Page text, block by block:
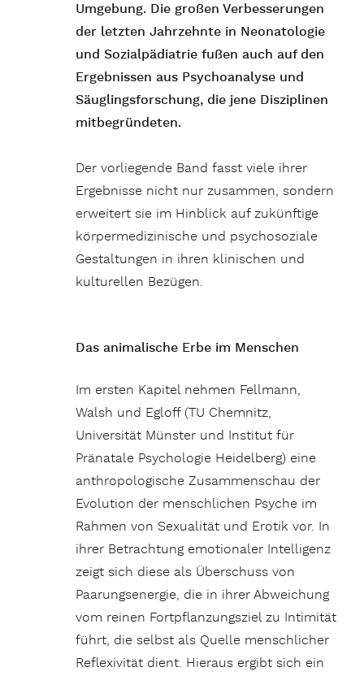
Umgebung. Die großen Verbesserungen
der letzten Jahrzehnte in Neonatologie
und Sozialpädiatrie fußen auch auf den
Ergebnissen aus Psychoanalyse und
Säuglingsforschung, die jene Disziplinen
mitbegründeten.
Der vorliegende Band fasst viele ihrer
Ergebnisse nicht nur zusammen, sondern
erweitert sie im Hinblick auf zukünftige
körpermedizinische und psychosoziale
Gestaltungen in ihren klinischen und
kulturellen Bezügen.
Das animalische Erbe im Menschen
Im ersten Kapitel nehmen Fellmann,
Walsh und Egloff (TU Chemnitz,
Universität Münster und Institut für
Pränatale Psychologie Heidelberg) eine
anthropologische Zusammenschau der
Evolution der menschlichen Psyche im
Rahmen von Sexualität und Erotik vor. In
ihrer Betrachtung emotionaler Intelligenz
zeigt sich diese als Überschuss von
Paarungsenergie, die in ihrer Abweichung
vom reinen Fortpflanzungsziel zu Intimität
führt, die selbst als Quelle menschlicher
Reflexivität dient. Hieraus ergibt sich ein